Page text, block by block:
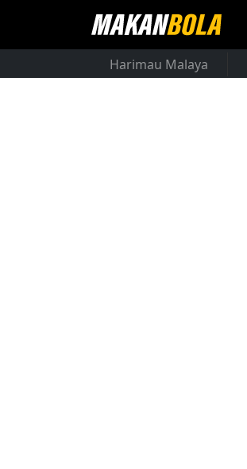
Harimau Malaya